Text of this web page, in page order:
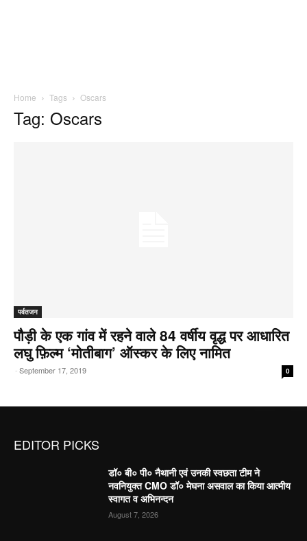
Home Tags Oscars
Tag: Oscars
पर्वतजन
पौड़ी के एक गांव में रहने वाले 84 वर्षीय वृद्ध पर आधारित
लघु फ़िल्म ‘मोतीबाग’ ऑस्कर के लिए नामित
-September 17, 2019 0
EDITOR PICKS
डॉ० बी० पी० नैथानी एवं उनकी स्वछता टीम ने
नवनियुक्त CMO डॉ० मेघना असवाल का किया आत्मीय
स्वागत व अभिनन्दन
August 7, 2026